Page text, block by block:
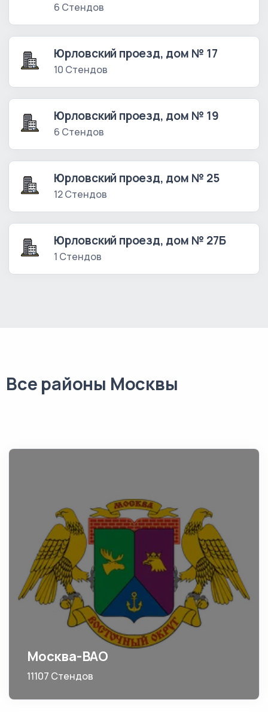
6 Стендов
Юрловский проезд, дом № 17
10 Стендов
Юрловский проезд, дом № 19
6 Стендов
Юрловский проезд, дом № 25
12 Стендов
Юрловский проезд, дом № 27Б
1 Стендов
Все районы Москвы
Москва-ВАО
11107 Стендов